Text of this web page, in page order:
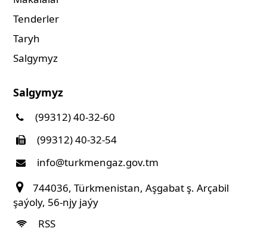
Tenderler
Taryh
Salgymyz
Salgymyz
(99312) 40-32-60
(99312) 40-32-54
info@turkmengaz.gov.tm
744036, Türkmenistan, Aşgabat ş. Arçabil
şaýoly, 56-njy jaýy
RSS